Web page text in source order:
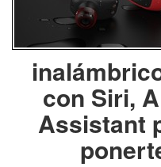
con Siri,
Assistant